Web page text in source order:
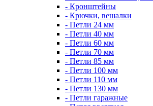
- Кронштейны
- Крючки, вешалки
- Петли 24 мм
- Петли 40 мм
- Петли 60 мм
- Петли 70 мм
- Петли 85 мм
- Петли 100 мм
- Петли 110 мм
- Петли 130 мм
- Петли гаражные